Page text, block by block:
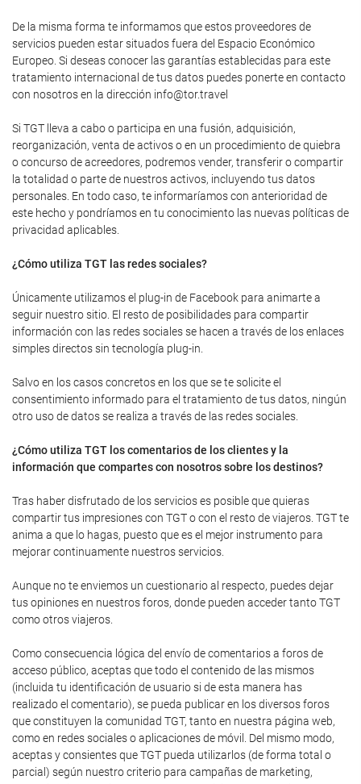
De la misma forma te informamos que estos proveedores de
servicios pueden estar situados fuera del Espacio Económico
Europeo. Si deseas conocer las garantías establecidas para este
tratamiento internacional de tus datos puedes ponerte en contacto
con nosotros en la dirección info@tor.travel
Si TGT lleva a cabo o participa en una fusión, adquisición,
reorganización, venta de activos o en un procedimiento de quiebra
o concurso de acreedores, podremos vender, transferir o compartir
la totalidad o parte de nuestros activos, incluyendo tus datos
personales. En todo caso, te informaríamos con anterioridad de
este hecho y pondríamos en tu conocimiento las nuevas políticas de
privacidad aplicables.
¿Cómo utiliza TGT las redes sociales?
Únicamente utilizamos el plug-in de Facebook para animarte a
seguir nuestro sitio. El resto de posibilidades para compartir
información con las redes sociales se hacen a través de los enlaces
simples directos sin tecnología plug-in.
Salvo en los casos concretos en los que se te solicite el
consentimiento informado para el tratamiento de tus datos, ningún
otro uso de datos se realiza a través de las redes sociales.
¿Cómo utiliza TGT los comentarios de los clientes y la
información que compartes con nosotros sobre los destinos?
Tras haber disfrutado de los servicios es posible que quieras
compartir tus impresiones con TGT o con el resto de viajeros. TGT te
anima a que lo hagas, puesto que es el mejor instrumento para
mejorar continuamente nuestros servicios.
Aunque no te enviemos un cuestionario al respecto, puedes dejar
tus opiniones en nuestros foros, donde pueden acceder tanto TGT
como otros viajeros.
Como consecuencia lógica del envío de comentarios a foros de
acceso público, aceptas que todo el contenido de las mismos
(incluida tu identificación de usuario si de esta manera has
realizado el comentario), se pueda publicar en los diversos foros
que constituyen la comunidad TGT, tanto en nuestra página web,
como en redes sociales o aplicaciones de móvil. Del mismo modo,
aceptas y consientes que TGT pueda utilizarlos (de forma total o
parcial) según nuestro criterio para campañas de marketing,